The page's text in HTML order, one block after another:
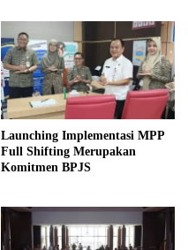
Launching Implementasi MPP
Full Shifting Merupakan
Komitmen BPJS